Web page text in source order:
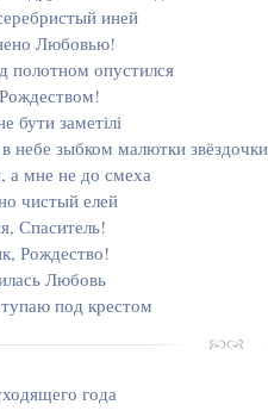
иней
Любовью!
полотном опустился
бути заметілі
зыбком малютки звёздочки
а мне не до смеха
чистый елей
Спаситель!
Рождество!
Любовь
под крестом
года